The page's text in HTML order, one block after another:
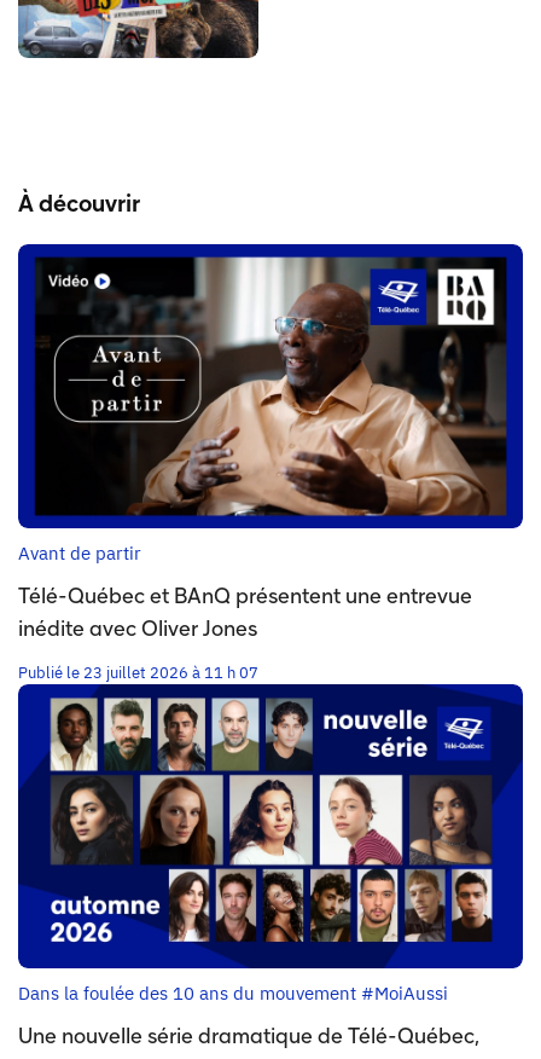
À découvrir
Avant de partir
Télé-Québec et BAnQ présentent une entrevue
inédite avec Oliver Jones
Publié le 23 juillet 2026 à 11 h 07
Dans la foulée des 10 ans du mouvement #MoiAussi
Une nouvelle série dramatique de Télé-Québec,